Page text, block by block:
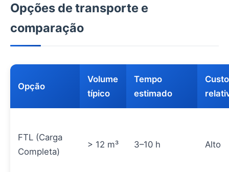
Opções de transporte e
comparação
Opção
Volume
típico
Tempo
estimado
Custo
FTL (Carga
Completa)
> 12 m³ 3–10 h Alto